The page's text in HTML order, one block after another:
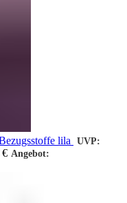
lila UVP:
€ Angebot: